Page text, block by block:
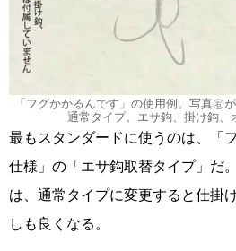
「フグかかるんです」の使用例。写真㊨
通常タイプ。エサ鈎、掛け鈎、
最もスタンダードに使うのは、「
仕様」の「エサ鈎取替タイプ」だ
は、通常タイプに変更すると仕掛
しも良くなる。